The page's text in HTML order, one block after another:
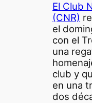
El Club
(CNR)
el
con el
una
club y
en una
dos